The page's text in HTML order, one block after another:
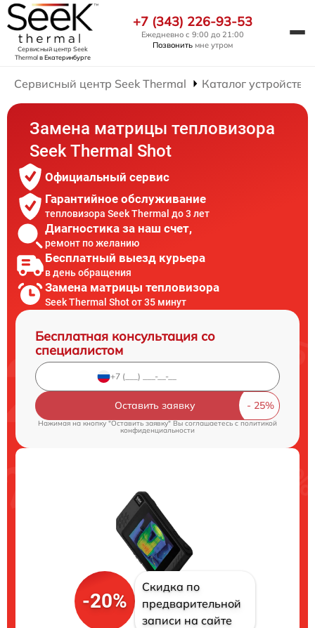
Сервисный центр Seek
Thermalв Екатеринбурге
+7 (343) 226-93-53
Ежедневно с 9:00 до 21:00
Позвонить мне утром
Сервисный центр Seek Thermal Каталог устройств
Замена матрицы тепловизора
Seek Thermal Shot
Официальный сервис
Гарантийное обслуживание
тепловизора Seek Thermal до 3 лет
Диагностика за наш счет,
ремонт по желанию
Бесплатный выезд курьера
в день обращения
Замена матрицы тепловизора
Seek Thermal Shot от 35 минут
Бесплатная консультация со
специалистом
Оставить заявку
Нажимая на кнопку "Оставить заявку" Вы соглашаетесь cполитикой
конфиденциальности
-20%
Скидка по
предварительной
записи на сайте